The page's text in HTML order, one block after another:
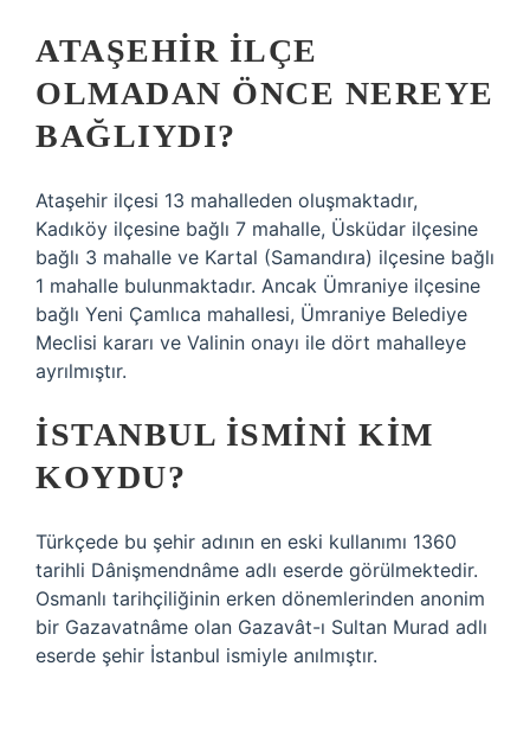
ATAŞEHIR ILÇE
OLMADAN ÖNCE NEREYE
BAĞLIYDI?
Ataşehir ilçesi 13 mahalleden oluşmaktadır,
Kadıköy ilçesine bağlı 7 mahalle, Üsküdar ilçesine
bağlı 3 mahalle ve Kartal (Samandıra) ilçesine bağlı
1 mahalle bulunmaktadır. Ancak Ümraniye ilçesine
bağlı Yeni Çamlıca mahallesi, Ümraniye Belediye
Meclisi kararı ve Valinin onayı ile dört mahalleye
ayrılmıştır.
İSTANBUL ISMINI KIM
KOYDU?
Türkçede bu şehir adının en eski kullanımı 1360
tarihli Dânişmendnâme adlı eserde görülmektedir.
Osmanlı tarihçiliğinin erken dönemlerinden anonim
bir Gazavatnâme olan Gazavât-ı Sultan Murad adlı
eserde şehir İstanbul ismiyle anılmıştır.